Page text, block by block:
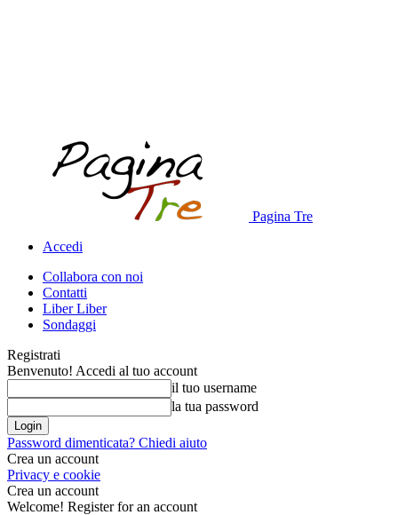
Pagina Tre
Accedi
Collabora con noi
Contatti
Liber Liber
Sondaggi
Registrati
Benvenuto! Accedi al tuo account
il tuo username
la tua password
Password dimenticata? Chiedi aiuto
Crea un account
Privacy e cookie
Crea un account
Welcome! Register for an account